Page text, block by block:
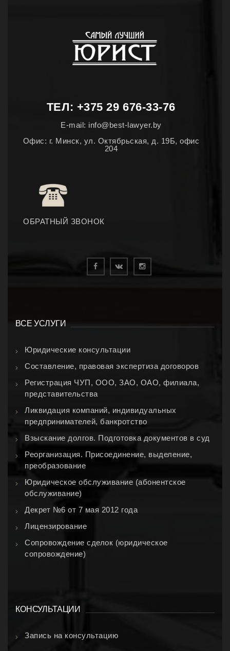
ТЕЛ: +375 29 676-33-76
E-mail: info@best-lawyer.by
Офис: г. Минск, ул. Октябрьская, д. 19Б, офис
204
ОБРАТНЫЙ ЗВОНОК
ВСЕ УСЛУГИ
Юридические консультации
Составление, правовая экспертиза договоров
Регистрация ЧУП, ООО, ЗАО, ОАО, филиала,
представительства
Ликвидация компаний, индивидуальных
предпринимателей, банкротство
Взыскание долгов. Подготовка документов в суд
Реорганизация. Присоединение, выделение,
преобразование
Юридическое обслуживание (абонентское
обслуживание)
Декрет №6 от 7 мая 2012 года
Лицензирование
Сопровождение сделок (юридическое
сопровождение)
КОНСУЛЬТАЦИИ
Запись на консультацию